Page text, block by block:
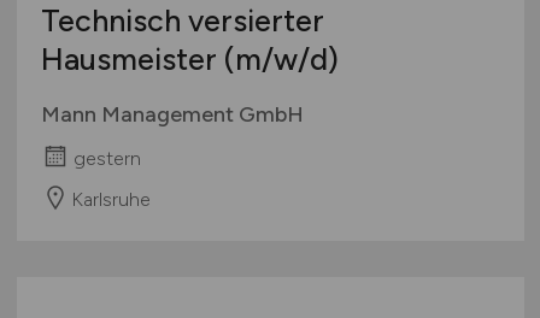
Technisch versierter
Hausmeister (m/w/d)
Mann Management GmbH
gestern
Karlsruhe